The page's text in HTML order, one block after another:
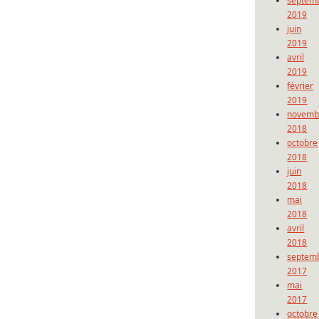
2019
juin
2019
avril
2019
février
2019
2018
octobre
2018
juin
2018
mai
2018
avril
2018
2017
mai
2017
octobre